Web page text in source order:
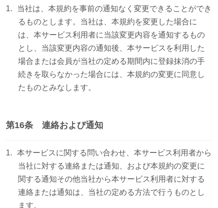
当社は、本規約を事前の通知なく変更できることができ
るものとします。当社は、本規約を変更した場合に
は、本サービス利用者に当該変更内容を通知するもの
とし、当該変更内容の通知後、本サービスを利用した
場合または会員が当社の定める期間内に登録抹消の手
続きを取らなかった場合には、本規約の変更に同意し
たものとみなします。
第16条 連絡および通知
本サービスに関する問い合わせ、本サービス利用者から
当社に対する連絡または通知、および本規約の変更に
関する通知その他当社から本サービス利用者に対する
連絡または通知は、当社の定める方法で行うものとし
ます。